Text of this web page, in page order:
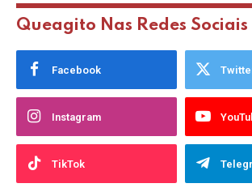
Queagito Nas Redes Sociais
Facebook
Instagram
TikTok